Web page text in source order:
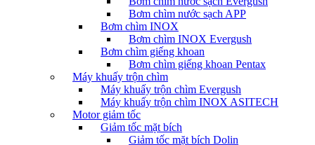
Bơm chìm nước sạch APP
Bơm chìm INOX
Bơm chìm INOX Evergush
Bơm chìm giếng khoan
Bơm chìm giếng khoan Pentax
Máy khuấy trộn chìm
Máy khuấy trộn chìm Evergush
Máy khuấy trộn chìm INOX ASITECH
Motor giảm tốc
Giảm tốc mặt bích
Giảm tốc mặt bích Dolin